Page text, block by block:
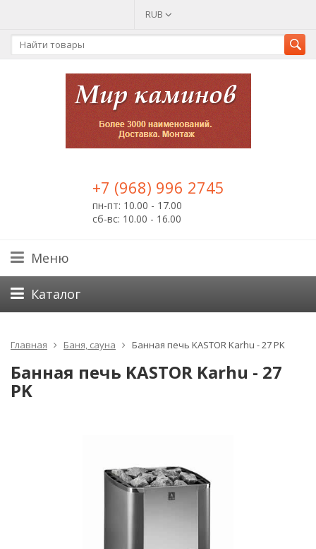
RUB
+7 (968) 996 2745
пн-пт: 10.00 - 17.00
сб-вс: 10.00 - 16.00
Меню
Каталог
Главная Баня, сауна Банная печь KASTOR Karhu - 27 PK
Банная печь KASTOR Karhu - 27
PK